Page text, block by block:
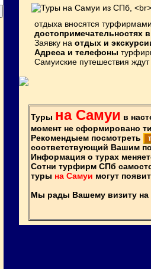
отдыха вносятся
достопримечательностях
Заявку на отдых и
Адреса и телефоны
Самуиские путешествия ждут
Туры на Самуи в
момент не сформировано
Рекомендыем посмотреть
соответствующий Вашим
Информация о турах
Сотни турфирм СПб
туры на Самуи могут
Мы рады Вашему визиту на